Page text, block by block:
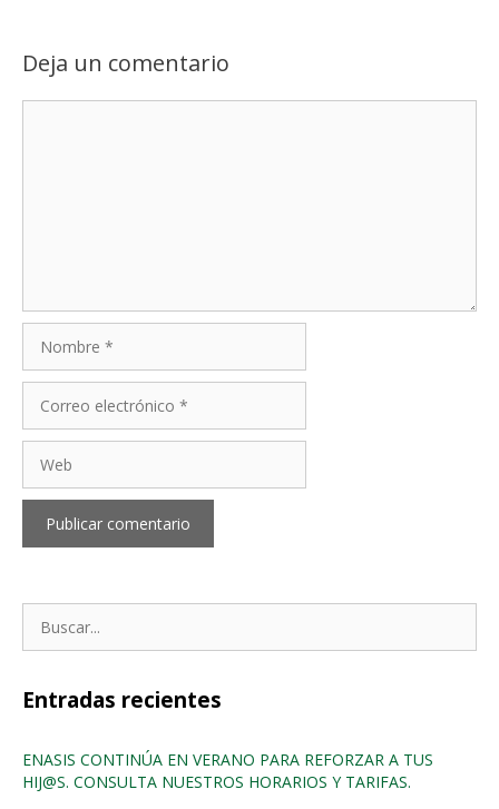
Deja un comentario
electrónico
Entradas recientes
ENASIS CONTINÚA EN VERANO PARA REFORZAR A TUS
HIJ@S. CONSULTA NUESTROS HORARIOS Y TARIFAS.